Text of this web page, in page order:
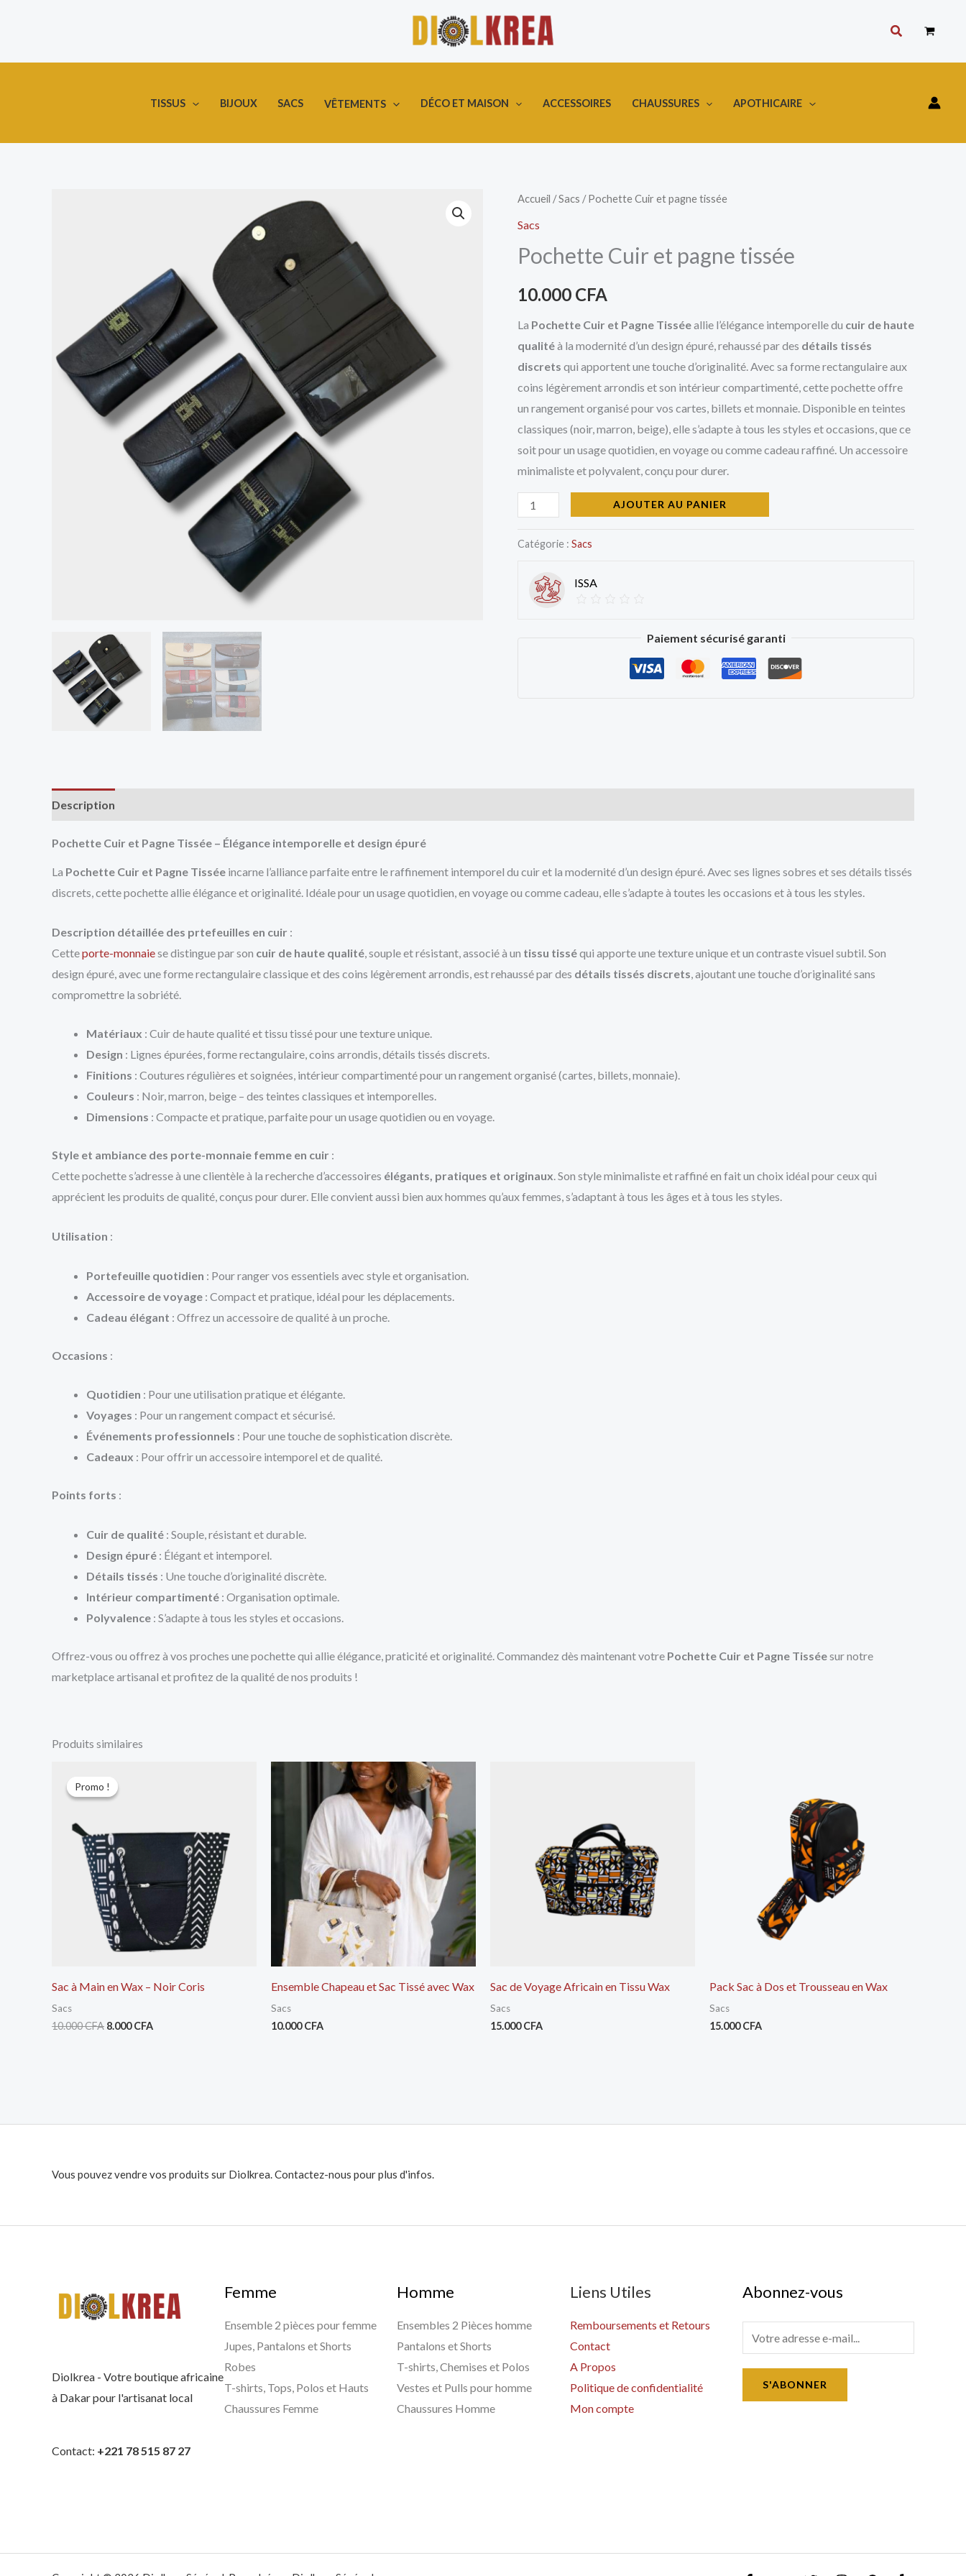
Rechercher
TISSUS BIJOUX SACS VÊTEMENTS DÉCO ET MAISON ACCESSOIRES CHAUSSURES APOTHICAIRE
Accueil /Sacs / Pochette Cuir et pagne tissée
Sacs
Pochette Cuir et pagne tissée
10.000 CFA
La Pochette Cuir et Pagne Tisséeallie l’élégance intemporelle du cuir de haute
qualitéà la modernité d’un design épuré, rehaussé par des détails tissés
discrets qui apportent une touche d’originalité. Avec sa forme rectangulaire aux
coins légèrement arrondis et son intérieur compartimenté, cette pochette offre
un rangement organisé pour vos cartes, billets et monnaie. Disponible en teintes
classiques (noir, marron, beige), elle s’adapte à tous les styles et occasions, que ce
soit pour un usage quotidien, en voyage ou comme cadeau raffiné. Un accessoire
minimaliste et polyvalent, conçu pour durer.
quantité
de
Cuir
pagne
tissée
AJOUTER AU PANIER
Catégorie : Sacs
ISSA
Paiement sécurisé garanti
Description
Pochette Cuir et Pagne Tissée – Élégance intemporelle et design épuré
La Pochette Cuir et Pagne Tissée incarne l’alliance parfaite entre le raffinement intemporel du cuir et la modernité d’un design épuré. Avec ses lignes sobres et ses détails tissés
discrets, cette pochette allie élégance et originalité. Idéale pour un usage quotidien, en voyage ou comme cadeau, elle s’adapte à toutes les occasions et à tous les styles.
Description détaillée des prtefeuilles en cuir :
Cetteporte-monnaiese distingue par son cuir de haute qualité , souple et résistant, associé à un tissu tisséqui apporte une texture unique et un contraste visuel subtil. Son
design épuré, avec une forme rectangulaire classique et des coins légèrement arrondis, est rehaussé par des détails tissés discrets , ajoutant une touche d’originalité sans
compromettre la sobriété.
Matériaux : Cuir de haute qualité et tissu tissé pour une texture unique.
Design : Lignes épurées, forme rectangulaire, coins arrondis, détails tissés discrets.
Finitions : Coutures régulières et soignées, intérieur compartimenté pour un rangement organisé (cartes, billets, monnaie).
Couleurs : Noir, marron, beige – des teintes classiques et intemporelles.
Dimensions : Compacte et pratique, parfaite pour un usage quotidien ou en voyage.
Style et ambiance des porte-monnaie femme en cuir :
Cette pochette s’adresse à une clientèle à la recherche d’accessoires élégants, pratiques et originaux. Son style minimaliste et raffiné en fait un choix idéal pour ceux qui
apprécient les produits de qualité, conçus pour durer. Elle convient aussi bien aux hommes qu’aux femmes, s’adaptant à tous les âges et à tous les styles.
Utilisation :
Portefeuille quotidien : Pour ranger vos essentiels avec style et organisation.
Accessoire de voyage : Compact et pratique, idéal pour les déplacements.
Cadeau élégant : Offrez un accessoire de qualité à un proche.
Occasions :
Quotidien : Pour une utilisation pratique et élégante.
Voyages : Pour un rangement compact et sécurisé.
Événements professionnels : Pour une touche de sophistication discrète.
Cadeaux : Pour offrir un accessoire intemporel et de qualité.
Points forts :
Cuir de qualité : Souple, résistant et durable.
Design épuré : Élégant et intemporel.
Détails tissés : Une touche d’originalité discrète.
Intérieur compartimenté : Organisation optimale.
Polyvalence : S’adapte à tous les styles et occasions.
Offrez-vous ou offrez à vos proches une pochette qui allie élégance, praticité et originalité. Commandez dès maintenant votre Pochette Cuir et Pagne Tisséesur notre
marketplace artisanal et profitez de la qualité de nos produits !
Produits similaires
Promo !
Promo !
Sac à Main en Wax – Noir Coris
Sacs
10.000CFA
initial
8.000CFA
Ensemble Chapeau et Sac Tissé avec Wax
Sacs
10.000CFA
Sac de Voyage Africain en Tissu Wax
Sacs
15.000CFA
Pack Sac à Dos et Trousseau en Wax
Sacs
15.000CFA
Vous pouvez vendre vos produits sur Diolkrea. Contactez-nous pour plus d'infos.
Diolkrea - Votre boutique africaine
à Dakar pour l'artisanat local
Contact: +221 78 515 87 27
Femme
Ensemble 2 pièces pour femme
Jupes, Pantalons et Shorts
Robes
T-shirts, Tops, Polos et Hauts
Chaussures Femme
Homme
Ensembles 2 Pièces homme
Pantalons et Shorts
T-shirts, Chemises et Polos
Vestes et Pulls pour homme
Chaussures Homme
Liens Utiles
Remboursements et Retours
Contact
A Propos
Politique de confidentialité
Mon compte
Abonnez-vous
m
a
S'ABONNER